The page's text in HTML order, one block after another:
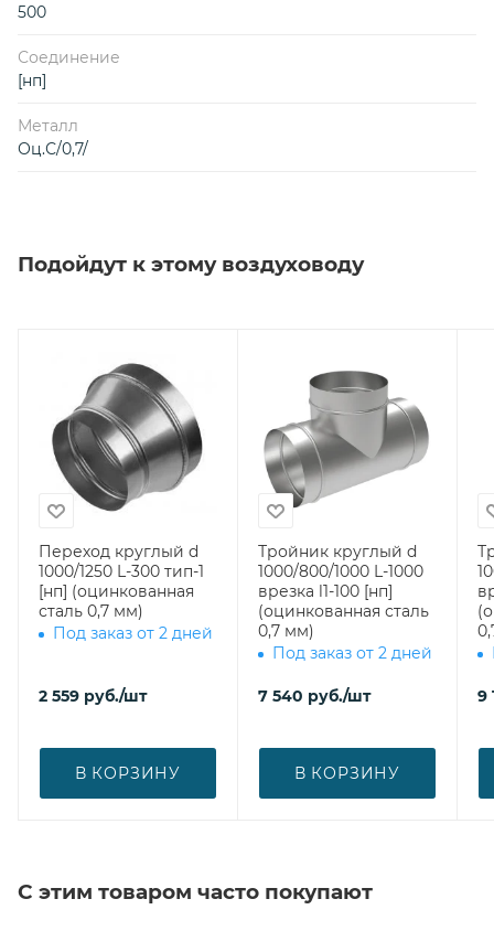
500
Соединение
[нп]
Металл
Оц.С/0,7/
Подойдут к этому воздуховоду
Переход круглый d
1000/1250 L-300 тип-1
[нп] (оцинкованная
сталь 0,7 мм)
Под заказ от 2 дней
2 559 руб./шт
В КОРЗИНУ
Тройник круглый d
1000/800/1000 L-1000
врезка l1-100 [нп]
(оцинкованная сталь
0,7 мм)
Под заказ от 2 дней
7 540 руб./шт
В КОРЗИНУ
9
С этим товаром часто покупают